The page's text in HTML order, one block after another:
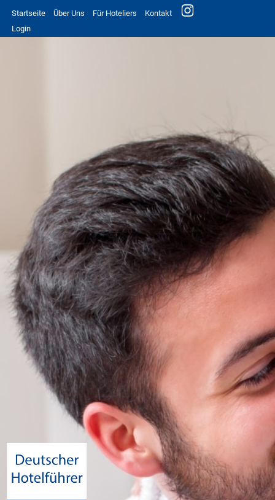
Startseite Über Uns Für Hoteliers
Kontakt
Login